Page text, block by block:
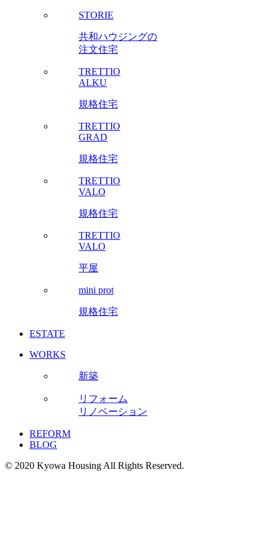
STORIE
共和ハウジングの
注文住宅
TRETTIO
ALKU
規格住宅
TRETTIO
GRAD
規格住宅
TRETTIO
VALO
規格住宅
TRETTIO
VALO
平屋
mini prot
規格住宅
ESTATE
WORKS
新築
リフォーム
リノベーション
REFORM
BLOG
© 2020 Kyowa Housing All Rights Reserved.